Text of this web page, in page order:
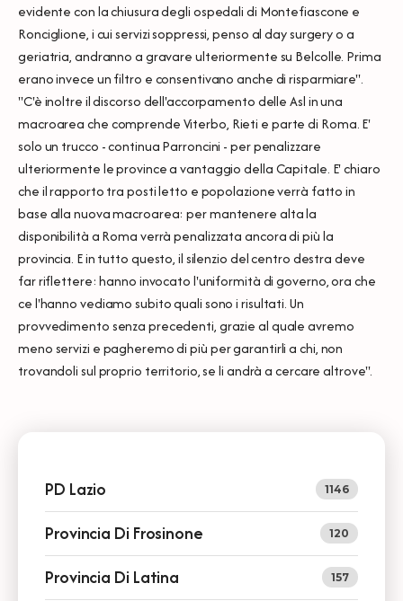
evidente con la chiusura degli ospedali di Montefiascone e
Ronciglione, i cui servizi soppressi, penso al day surgery o a
geriatria, andranno a gravare ulteriormente su Belcolle. Prima
erano invece un filtro e consentivano anche di risparmiare".
"C'è inoltre il discorso dell'accorpamento delle Asl in una
macroarea che comprende Viterbo, Rieti e parte di Roma. E'
solo un trucco - continua Parroncini - per penalizzare
ulteriormente le province a vantaggio della Capitale. E' chiaro
che il rapporto tra posti letto e popolazione verrà fatto in
base alla nuova macroarea: per mantenere alta la
disponibilità a Roma verrà penalizzata ancora di più la
provincia. E in tutto questo, il silenzio del centro destra deve
far riflettere: hanno invocato l'uniformità di governo, ora che
ce l'hanno vediamo subito quali sono i risultati. Un
provvedimento senza precedenti, grazie al quale avremo
meno servizi e pagheremo di più per garantirli a chi, non
trovandoli sul proprio territorio, se li andrà a cercare altrove".
PD Lazio 1146
Provincia Di Frosinone 120
Provincia Di Latina 157